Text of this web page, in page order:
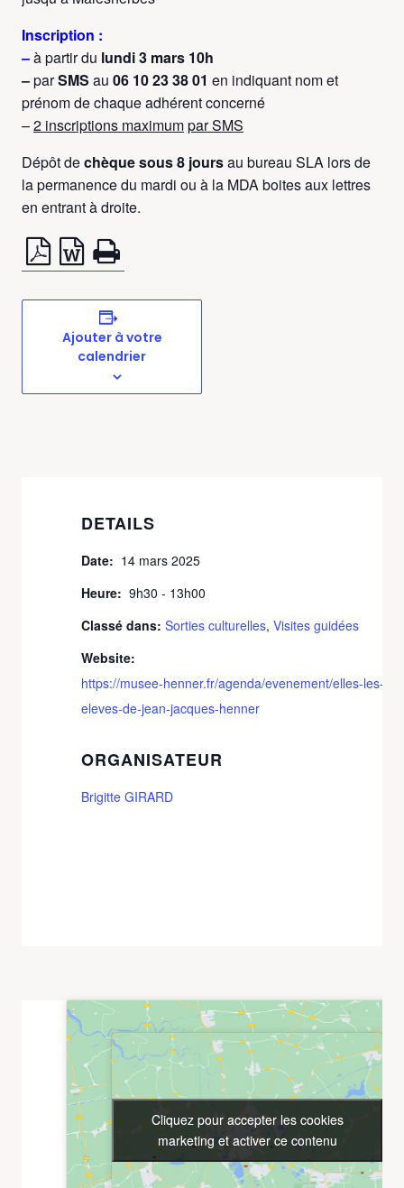
Inscription :
–à partir du lundi 3 mars 10h
–parSMS au 06 10 23 38 01 en indiquant nom et
prénom de chaque adhérent concerné
–2 inscriptions maximumpar SMS
Dépôt dechèque sous 8 joursau bureau SLA lors de
la permanence du mardi ou à la MDA boites aux lettres
en entrant à droite.
Ajouter à votre
calendrier
DETAILS
Date: 14 mars 2025
Heure: 9h30 - 13h00
Classé dans: Sorties culturelles, Visites guidées
Website:
https://musee-henner.fr/agenda/evenement/elles-les-
eleves-de-jean-jacques-henner
ORGANISATEUR
Brigitte GIRARD
Cliquez pour accepter les cookies
marketing et activer ce contenu
Cliquez pour accepter les cookies
marketing et activer ce contenu